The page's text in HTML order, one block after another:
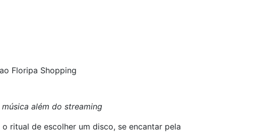
Floripa Shopping
além do streaming
ritual de escolher um disco, se encantar pela